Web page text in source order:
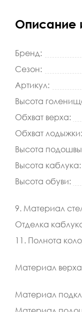
Описание
Бренд:
Сезон:
Артикул:
Высота
Обхват верха:
Обхват лодыжки:
Высота
Высота каблука:
Высота обуви:
9. Материал
Отделка
11. Полнота
Материал
Материал